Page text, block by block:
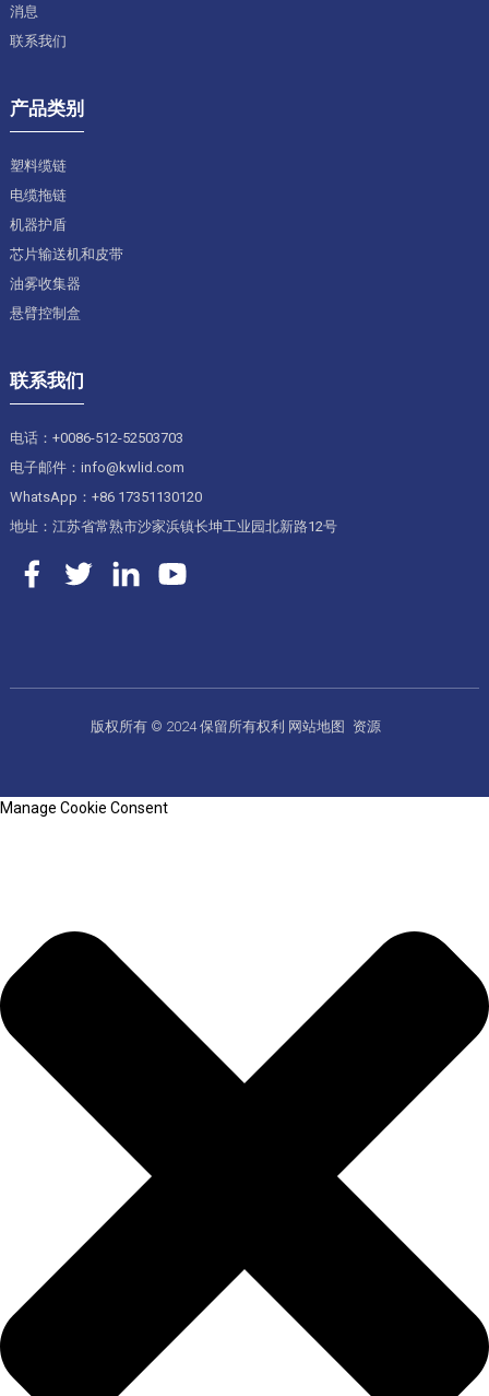
消息
联系我们
产品类别
塑料缆链
电缆拖链
机器护盾
芯片输送机和皮带
油雾收集器
悬臂控制盒
联系我们
电话：+0086-512-52503703
电子邮件：info@kwlid.com
WhatsApp：+86 17351130120
地址：江苏省常熟市沙家浜镇长坤工业园北新路12号
版权所有 © 2024 保留所有权利 网站地图 资源
Manage Cookie Consent